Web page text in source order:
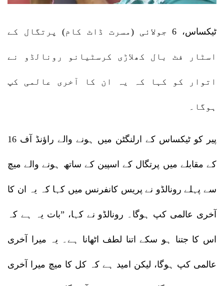
ٹیکساس، 6 جولائی (مسرت ڈاٹ کام) پرتگال کے
اسٹار فٹ بال کھلاڑی کرسٹیانو رونالڈو نے
اتوار کو کہا کہ یہ ان کا آخری عالمی کپ
ہوگا۔
پیر کو ٹیکساس کے ارلنگٹن میں ہونے والے راؤنڈ آف 16
کے مقابلے میں پرتگال کے اسپین کے ساتھ ہونے والے میچ
سے پہلے رونالڈو نے پریس کانفرنس میں کہا کہ یہ ان کا
آخری عالمی کپ ہوگا۔ رونالڈو نے کہا، ”بات یہ ہے کہ
اس کا جتنا ہو سکے اتنا لطف اٹھانا ہے۔ یہ میرا آخری
عالمی کپ ہوگا، لیکن امید ہے کہ کل کا میچ میرا آخری